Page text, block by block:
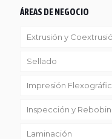
ÁREAS DE NEGOCIO
Extrusión y
Linea Reciclaje
Sellado
Impresión
Inspección y
Laminación